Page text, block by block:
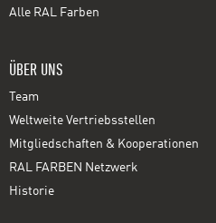
Alle RAL Farben
ÜBER UNS
Team
Weltweite Vertriebsstellen
Mitgliedschaften & Kooperationen
RAL FARBEN Netzwerk
Historie